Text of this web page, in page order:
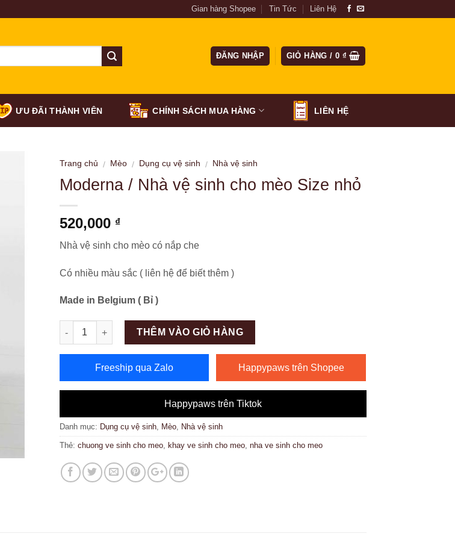
Gian hàng Shopee Tin Tức Liên Hệ
ĐĂNG NHẬP GIỎ HÀNG / 0 ₫
ƯU ĐÃI THÀNH VIÊN CHÍNH SÁCH MUA HÀNG LIÊN HỆ
Trang chủ / Mèo / Dụng cụ vệ sinh / Nhà vệ sinh
Moderna / Nhà vệ sinh cho mèo Size nhỏ
520,000 ₫
Nhà vệ sinh cho mèo có nắp che
Có nhiều màu sắc ( liên hệ để biết thêm )
Made in Belgium ( Bỉ )
Số lượng
THÊM VÀO GIỎ HÀNG
Freeship qua Zalo Happypaws trên Shopee
Happypaws trên Tiktok
Danh mục: Dụng cụ vệ sinh, Mèo, Nhà vệ sinh
Thẻ: chuong ve sinh cho meo, khay ve sinh cho meo, nha ve sinh cho meo